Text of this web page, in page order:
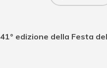
41° edizione della Festa